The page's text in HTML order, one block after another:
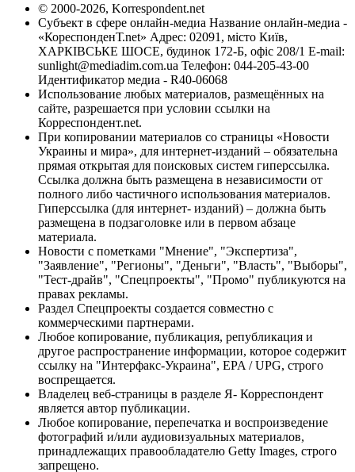
© 2000-2026, Korrespondent.net
Субъект в сфере онлайн-медиа Название онлайн-медиа -
«КореспонденТ.net» Адрес: 02091, місто Київ,
ХАРКІВСЬКЕ ШОСЕ, будинок 172-Б, офіс 208/1 E-mail:
sunlight@mediadim.com.ua Телефон: 044-205-43-00
Идентификатор медиа - R40-06068
Использование любых материалов, размещённых на
сайте, разрешается при условии ссылки на
Корреспондент.net.
При копировании материалов со страницы «Новости
Украины и мира», для интернет-изданий – обязательна
прямая открытая для поисковых систем гиперссылка.
Ссылка должна быть размещена в независимости от
полного либо частичного использования материалов.
Гиперссылка (для интернет- изданий) – должна быть
размещена в подзаголовке или в первом абзаце
материала.
Новости с пометками "Мнение", "Экспертиза",
"Заявление", "Регионы", "Деньги", "Власть", "Выборы",
"Тест-драйв", "Спецпроекты", "Промо" публикуются на
правах рекламы.
Раздел Спецпроекты создается совместно с
коммерческими партнерами.
Любое копирование, публикация, републикация и
другое распространение информации, которое содержит
ссылку на "Интерфакс-Украина", EPA / UPG, строго
воспрещается.
Владелец веб-страницы в разделе Я- Корреспондент
является автор публикации.
Любое копирование, перепечатка и воспроизведение
фотографий и/или аудиовизуальных материалов,
принадлежащих правообладателю Getty Images, строго
запрещено.